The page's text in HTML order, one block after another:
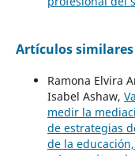
Artículos similares
Ramona Elvira
Isabel Ashaw,
medir la
de estrategias
de la educación,